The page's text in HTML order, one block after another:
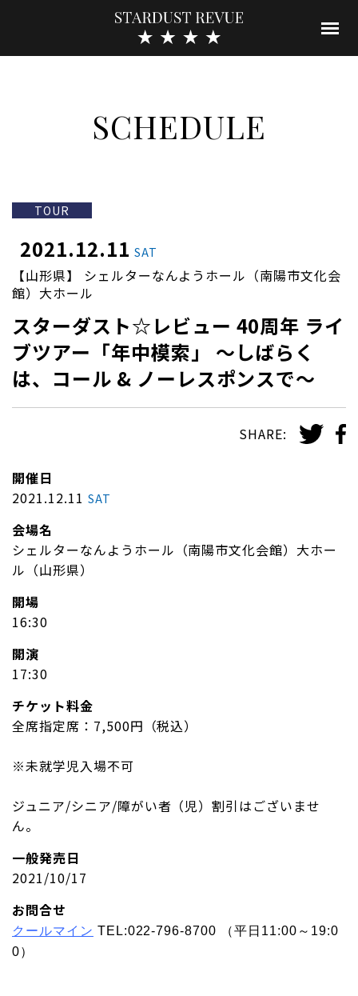
SCHEDULE
TOUR
2021.12.11 SAT
【山形県】 シェルターなんようホール（南陽市文化会
館）大ホール
スターダスト☆レビュー 40周年 ライ
ブツアー「年中模索」 ～しばらく
は、コール & ノーレスポンスで～
SHARE:
開催日
2021.12.11 SAT
会場名
シェルターなんようホール（南陽市文化会館）大ホー
ル（山形県）
開場
16:30
開演
17:30
チケット料金
全席指定席：7,500円（税込）
※未就学児入場不可
ジュニア/シニア/障がい者（児）割引はございませ
ん。
一般発売日
2021/10/17
お問合せ
クールマイン TEL:022-796-8700 （平日11:00～19:0
0）